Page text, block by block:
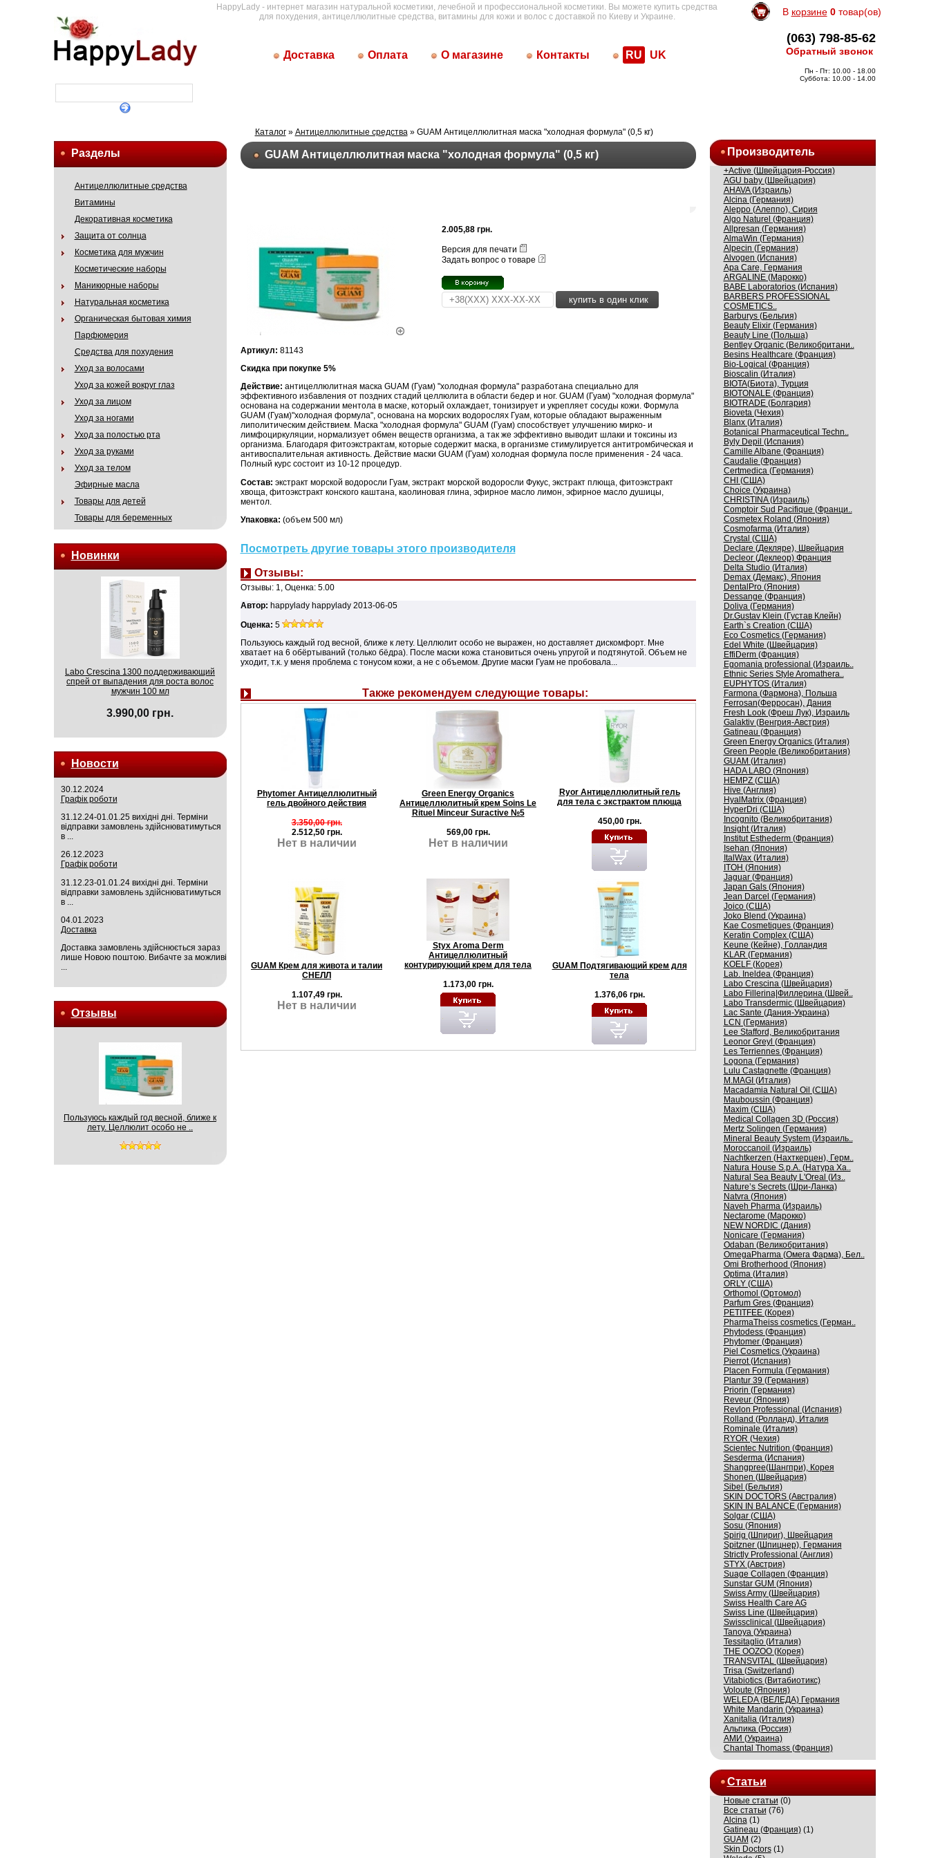
HappyLady - интернет магазин натуральной косметики, лечебной и профессиональной косметики. Вы можете купить средства
для похудения, антицеллюлитные средства, витамины для кожи и волос с доставкой по Киеву и Украине.
Доставка Оплата О магазине Контакты RU UK
В корзине 0товар(ов)
(063) 798-85-62
Обратный звонок
Пн - Пт: 10.00 - 18.00
Суббота: 10.00 - 14.00
Разделы
Антицеллюлитные средства
Витамины
Декоративная косметика
Защита от солнца
Косметика для мужчин
Косметические наборы
Маникюрные наборы
Натуральная косметика
Органическая бытовая химия
Парфюмерия
Средства для похудения
Уход за волосами
Уход за кожей вокруг глаз
Уход за лицом
Уход за ногами
Уход за полостью рта
Уход за руками
Уход за телом
Эфирные масла
Товары для детей
Товары для беременных
Новинки
Labo Crescina 1300 поддерживающий
спрей от выпадения для роста волос
мужчин 100 мл
3.990,00 грн.
Новости
30.12.2024
Графік роботи
31.12.24-01.01.25 вихідні дні. Терміни
відправки замовлень здійснюватимуться
в ...
26.12.2023
Графік роботи
31.12.23-01.01.24 вихідні дні. Терміни
відправки замовлень здійснюватимуться
в ...
04.01.2023
Доставка
Доставка замовлень здійснюється зараз
лише Новою поштою. Вибачте за можливі
...
Отзывы
Пользуюсь каждый год весной, ближе к
лету. Целлюлит особо не ..
Каталог» Антицеллюлитные средства» GUAM Антицеллюлитная маска "холодная формула" (0,5 кг)
GUAM Антицеллюлитная маска "холодная формула" (0,5 кг)
2.005,88 грн.
Версия для печати
Задать вопрос о товаре
купить в один клик
Артикул: 81143
Скидка при покупке 5%
Действие: антицеллюлитная маска GUAM (Гуам) "холодная формула" разработана специально для
эффективного избавления от поздних стадий целлюлита в области бедер и ног. GUAM (Гуам) "холодная формула"
основана на содержании ментола в маске, который охлаждает, тонизирует и укрепляет сосуды кожи. Формула
GUAM (Гуам)"холодная формула", основана на морских водорослях Гуам, которые обладают выраженным
липолитическим действием. Маска "холодная формула" GUAM (Гуам) способствует улучшению мирко- и
лимфоциркуляции, нормализует обмен веществ организма, а так же эффективно выводит шлаки и токсины из
организма. Благодаря фитоэкстрактам, которые содержит маска, в организме стимулируется антитромбическая и
антивоспалительная активность. Действие маски GUAM (Гуам) холодная формула после применения - 24 часа.
Полный курс состоит из 10-12 процедур.
Состав: экстракт морской водоросли Гуам, экстракт морской водоросли Фукус, экстракт плюща, фитоэкстракт
хвоща, фитоэкстракт конского каштана, каолиновая глина, эфирное масло лимон, эфирное масло душицы,
ментол.
Упаковка: (объем 500 мл)
Посмотреть другие товары этого производителя
Отзывы:
Отзывы: 1, Оценка: 5.00
Автор: happylady happylady 2013-06-05
Оценка: 5
Пользуюсь каждый год весной, ближе к лету. Целлюлит особо не выражен, но доставляет дискомфорт. Мне
хватает на 6 обёртываний (только бёдра). После маски кожа становиться очень упругой и подтянутой. Объем не
уходит, т.к. у меня проблема с тонусом кожи, а не с объемом. Другие маски Гуам не пробовала...
Также рекомендуем следующие товары:
Phytomer Антицеллюлитный
гель двойного действия
3.350,00 грн.
2.512,50 грн.
Нет в наличии
Green Energy Organics
Антицеллюлитный крем Soins Le
Rituel Minceur Suractive №5
569,00 грн.
Нет в наличии
Ryor Антицеллюлитный гель
для тела с экстрактом плюща
450,00 грн.
GUAM Крем для живота и талии
СНЕЛЛ
1.107,49 грн.
Нет в наличии
Styx Aroma Derm
Антицеллюлитный
контурирующий крем для тела
1.173,00 грн.
GUAM Подтягивающий крем для
тела
1.376,06 грн.
Производитель
+Active (Швейцария-Россия)
AGU baby (Швейцария)
AHAVA (Израиль)
Alcina (Германия)
Aleppo (Алеппо), Сирия
Algo Naturel (Франция)
Allpresan (Германия)
AlmaWin (Германия)
Alpecin (Германия)
Alvogen (Испания)
Apa Care, Германия
ARGALINE (Марокко)
BABE Laboratorios (Испания)
BARBERS PROFESSIONAL
COSMETICS..
Barburys (Бельгия)
Beauty Elixir (Германия)
Beauty Line (Польша)
Bentley Organic (Великобритани..
Besins Healthcare (Франция)
Bio-Logical (Франция)
Bioscalin (Италия)
BIOTA(Биота), Турция
BIOTONALE (Франция)
BIOTRADE (Болгария)
Bioveta (Чехия)
Blanx (Италия)
Botanical Pharmaceutical Techn..
Byly Depil (Испания)
Camille Albane (Франция)
Caudalie (Франция)
Certmedica (Германия)
CHI (США)
Choice (Украина)
CHRISTINA (Израиль)
Comptoir Sud Pacifique (Франци..
Cosmetex Roland (Япония)
Cosmofarma (Италия)
Crystal (США)
Declare (Декляре), Швейцария
Decleor (Деклеор) Франция
Delta Studio (Италия)
Demax (Демакс), Япония
DentalPro (Япония)
Dessange (Франция)
Doliva (Германия)
Dr.Gustav Klein (Густав Клейн)
Earth`s Creation (США)
Eco Cosmetics (Германия)
Edel White (Швейцария)
EffiDerm (Франция)
Egomania professional (Израиль..
Ethnic Series Style Aromathera..
EUPHYTOS (Италия)
Farmona (Фармона), Польша
Ferrosan(Ферросан), Дания
Fresh Look (Фреш Лук), Израиль
Galaktiv (Венгрия-Австрия)
Gatineau (Франция)
Green Energy Organics (Италия)
Green People (Великобритания)
GUAM (Италия)
HADA LABO (Япония)
HEMPZ (США)
Hive (Англия)
HyalMatrix (Франция)
HyperDri (США)
Incognito (Великобритания)
Insight (Италия)
Institut Esthederm (Франция)
Isehan (Япония)
ItalWax (Италия)
ITOH (Япония)
Jaguar (Франция)
Japan Gals (Япония)
Jean Darcel (Германия)
Joico (США)
Joko Blend (Украина)
Kaе Cosmеtiques (Франция)
Keratin Complex (США)
Keune (Кейне), Голландия
KLAR (Германия)
KOELF (Корея)
Lab. Ineldea (Франция)
Labo Crescina (Швейцария)
Labo Fillerina|Филлерина (Швей..
Labo Transdermic (Швейцария)
Lac Sante (Дания-Украина)
LCN (Германия)
Lee Stafford, Великобритания
Leonor Greyl (Франция)
Les Terriennes (Франция)
Logona (Германия)
Lulu Castagnette (Франция)
M.MAGI (Италия)
Macadamia Natural Oil (США)
Mauboussin (Франция)
Maxim (США)
Medical Collagen 3D (Россия)
Mertz Solingen (Германия)
Mineral Beauty System (Израиль..
Moroccanoil (Израиль)
Nachtkerzen (Нахткерцен), Герм..
Natura House S.p.A. (Натура Ха..
Natural Sea Beauty L'Oreal (Из..
Nature’s Secrets (Шри-Ланка)
Natvra (Япония)
Naveh Pharma (Израиль)
Nectarome (Марокко)
NEW NORDIC (Дания)
Nonicare (Германия)
Odaban (Великобритания)
OmegaPharma (Омега Фарма), Бел..
Omi Brotherhood (Япония)
Optima (Италия)
ORLY (США)
Orthomol (Ортомол)
Parfum Gres (Франция)
PETITFEE (Корея)
PharmaTheiss cosmetics (Герман..
Phytodess (Франция)
Phytomer (Франция)
Piel Cosmetics (Украина)
Pierrot (Испания)
Placen Formula (Германия)
Plantur 39 (Германия)
Priorin (Германия)
Reveur (Япония)
Revlon Professional (Испания)
Rolland (Ролланд), Италия
Rominale (Италия)
RYOR (Чехия)
Scientec Nutrition (Франция)
Sesderma (Испания)
Shangpree(Шангпри), Корея
Shonen (Швейцария)
Sibel (Бельгия)
SKIN DOCTORS (Австралия)
SKIN IN BALANCE (Германия)
Solgar (США)
Sosu (Япония)
Spirig (Шпириг), Швейцария
Spitzner (Шпицнер), Германия
Strictly Professional (Англия)
STYX (Австрия)
Suage Collagen (Франция)
Sunstar GUM (Япония)
Swiss Army (Швейцария)
Swiss Health Care AG
Swiss Line (Швейцария)
Swissсlinical (Швейцария)
Tanoya (Украина)
Tessitaglio (Италия)
THE OOZOO (Корея)
TRANSVITAL (Швейцария)
Trisa (Switzerland)
Vitabiotics (Витабиотикс)
Voloute (Япония)
WELEDA (ВЕЛЕДА) Германия
White Mandarin (Украина)
Xanitalia (Италия)
Альпика (Россия)
АМИ (Украина)
Сhantal Thomass (Франция)
Статьи
Новые статьи (0)
Все статьи (76)
Alcina(1)
Gatineau (Франция)(1)
GUAM (2)
Skin Doctors(1)